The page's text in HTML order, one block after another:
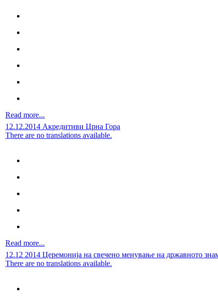
Read more...
12.12.2014 Акредитиви Црна Гора
There are no translations available.
Read more...
12.12 2014 Церемонија на свечено менување на државното
There are no translations available.